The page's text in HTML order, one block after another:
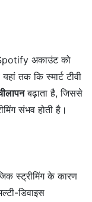
अकाउंट को
तक कि स्मार्ट टीवी
बढ़ाता है, जिससे
संभव होती है।
स्ट्रीमिंग के कारण
डिवाइस